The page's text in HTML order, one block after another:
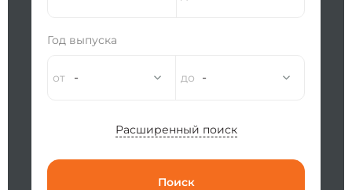
Год выпуска
- -
Расширенный поиск
Поиск